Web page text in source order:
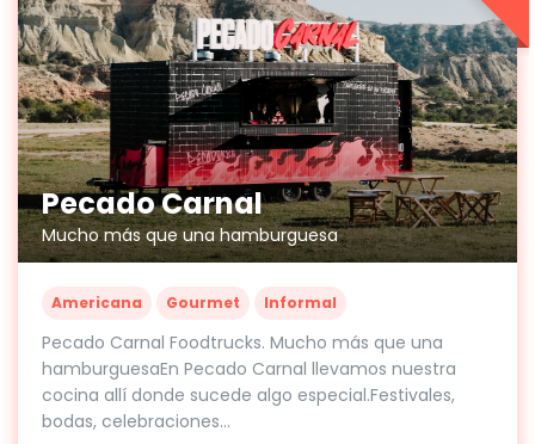
Pecado Carnal
Mucho más que una hamburguesa
Americana Gourmet Informal
Pecado Carnal Foodtrucks. Mucho más que una
hamburguesaEn Pecado Carnal llevamos nuestra
cocina allí donde sucede algo especial.Festivales,
bodas, celebraciones...